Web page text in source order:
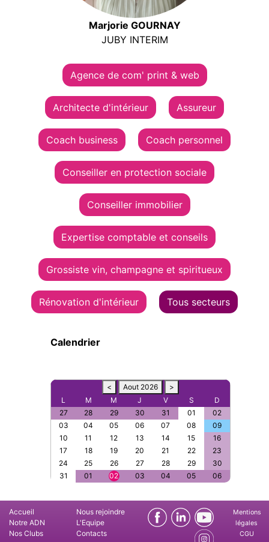
Marjorie GOURNAY
JUBY INTERIM
Agence de com' print & web
Architecte d'intérieur Assureur
Coach business Coach personnel
Conseiller en protection sociale
Conseiller immobilier
Expertise comptable et conseils
Grossiste vin, champagne et spiritueux
Rénovation d'intérieur Tous secteurs
Calendrier
< Aout 2026
>
L
M M J V S
D
27
28 29 30 31 01
02
03
04 05 06 07 08
09
10
11 12 13 14 15
16
17
18 19 20 21 22
23
24
25 26 27 28 29
30
31
01 02 03 04 05 06
Accueil
Notre ADN
Nos Clubs
Nous rejoindre
L'Equipe
Contacts
Mentions
légales
CGU